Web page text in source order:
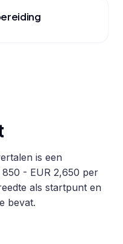
is een
850 - EUR 2,650 per
als startpunt en
bevat.